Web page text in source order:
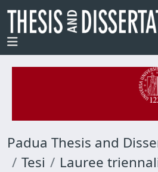
Padua Thesis and
Tesi
Lauree